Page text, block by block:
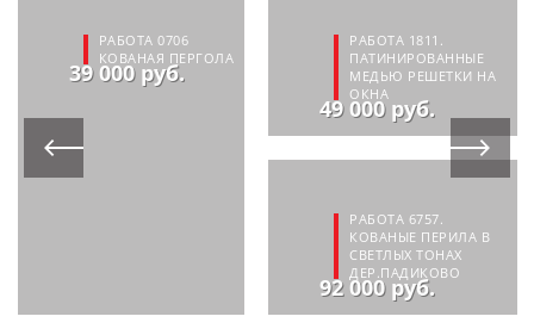
РАБОТА 0706
КОВАНАЯ ПЕРГОЛА
39 000 руб.
РАБОТА 1811.
ПАТИНИРОВАННЫЕ
МЕДЬЮ РЕШЕТКИ НА
ОКНА
49 000 руб.
РАБОТА 6757.
КОВАНЫЕ ПЕРИЛА В
СВЕТЛЫХ ТОНАХ
ДЕР.ПАДИКОВО
92 000 руб.